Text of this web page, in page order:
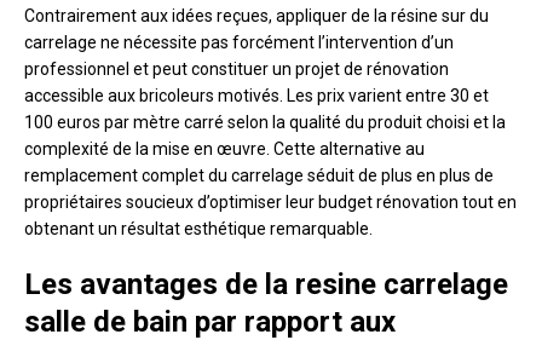
Contrairement aux idées reçues, appliquer de la résine sur du
carrelage ne nécessite pas forcément l’intervention d’un
professionnel et peut constituer un projet de rénovation
accessible aux bricoleurs motivés. Les prix varient entre 30 et
100 euros par mètre carré selon la qualité du produit choisi et la
complexité de la mise en œuvre. Cette alternative au
remplacement complet du carrelage séduit de plus en plus de
propriétaires soucieux d’optimiser leur budget rénovation tout en
obtenant un résultat esthétique remarquable.
Les avantages de la resine carrelage
salle de bain par rapport aux